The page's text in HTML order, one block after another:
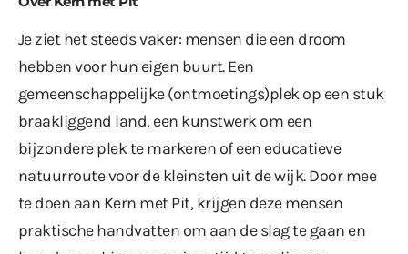
Je ziet het steeds vaker: mensen die een droom
hebben voor hun eigen buurt. Een
gemeenschappelijke (ontmoetings)plek op een stuk
braakliggend land, een kunstwerk om een
bijzondere plek te markeren of een educatieve
natuurroute voor de kleinsten uit de wijk. Door mee
te doen aan Kern met Pit, krijgen deze mensen
praktische handvatten om aan de slag te gaan en